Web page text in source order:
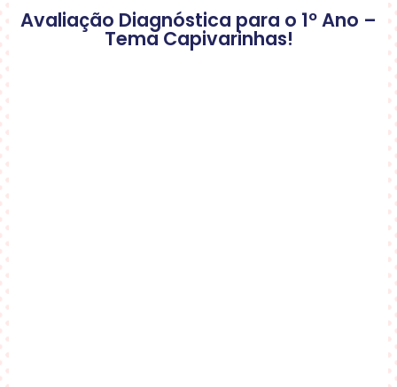
Avaliação Diagnóstica para o 1º Ano –
Tema Capivarinhas!